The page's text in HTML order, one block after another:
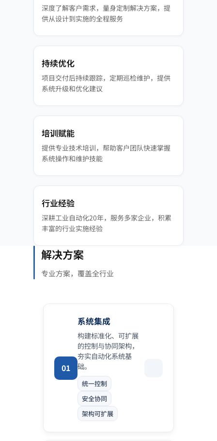
深度了解客户需求，量身定制解决方案，提
供从设计到实施的全程服务
持续优化
项目交付后持续跟踪，定期巡检维护，提供
系统升级和优化建议
培训赋能
提供专业技术培训，帮助客户团队快速掌握
系统操作和维护技能
行业经验
深耕工业自动化20年，服务多家企业，积累
丰富的行业实施经验
解决方案
专业方案，覆盖全行业
01
系统集成
构建标准化、可扩展
的控制与协同架构，
夯实自动化系统基
础。
统一控制
安全协同
架构可扩展